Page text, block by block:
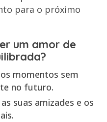
para o próximo
um amor de
momentos sem
no futuro.
suas amizades e os